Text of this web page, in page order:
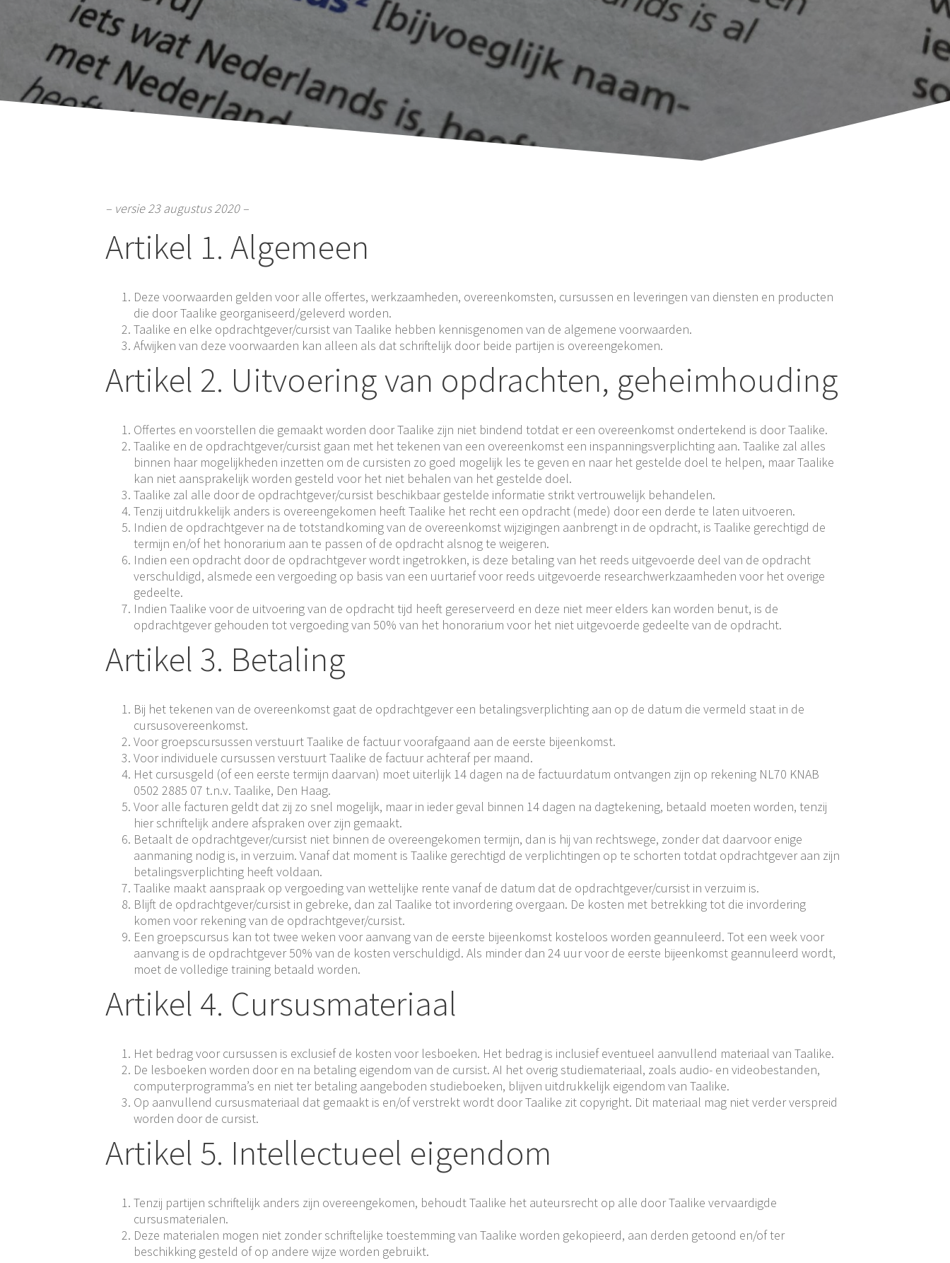
– versie 23 augustus 2020 –
Artikel 1. Algemeen
Deze voorwaarden gelden voor alle offertes, werkzaamheden, overeenkomsten, cursussen en leveringen van diensten en producten
die door Taalike georganiseerd/geleverd worden.
Taalike en elke opdrachtgever/cursist van Taalike hebben kennisgenomen van de algemene voorwaarden.
Afwijken van deze voorwaarden kan alleen als dat schriftelijk door beide partijen is overeengekomen.
Artikel 2. Uitvoering van opdrachten, geheimhouding
Offertes en voorstellen die gemaakt worden door Taalike zijn niet bindend totdat er een overeenkomst ondertekend is door Taalike.
Taalike en de opdrachtgever/cursist gaan met het tekenen van een overeenkomst een inspanningsverplichting aan. Taalike zal alles
binnen haar mogelijkheden inzetten om de cursisten zo goed mogelijk les te geven en naar het gestelde doel te helpen, maar Taalike
kan niet aansprakelijk worden gesteld voor het niet behalen van het gestelde doel.
Taalike zal alle door de opdrachtgever/cursist beschikbaar gestelde informatie strikt vertrouwelijk behandelen.
Tenzij uitdrukkelijk anders is overeengekomen heeft Taalike het recht een opdracht (mede) door een derde te laten uitvoeren.
Indien de opdrachtgever na de totstandkoming van de overeenkomst wijzigingen aanbrengt in de opdracht, is Taalike gerechtigd de
termijn en/of het honorarium aan te passen of de opdracht alsnog te weigeren.
Indien een opdracht door de opdrachtgever wordt ingetrokken, is deze betaling van het reeds uitgevoerde deel van de opdracht
verschuldigd, alsmede een vergoeding op basis van een uurtarief voor reeds uitgevoerde researchwerkzaamheden voor het overige
gedeelte.
Indien Taalike voor de uitvoering van de opdracht tijd heeft gereserveerd en deze niet meer elders kan worden benut, is de
opdrachtgever gehouden tot vergoeding van 50% van het honorarium voor het niet uitgevoerde gedeelte van de opdracht.
Artikel 3. Betaling
Bij het tekenen van de overeenkomst gaat de opdrachtgever een betalingsverplichting aan op de datum die vermeld staat in de
cursusovereenkomst.
Voor groepscursussen verstuurt Taalike de factuur voorafgaand aan de eerste bijeenkomst.
Voor individuele cursussen verstuurt Taalike de factuur achteraf per maand.
Het cursusgeld (of een eerste termijn daarvan) moet uiterlijk 14 dagen na de factuurdatum ontvangen zijn op rekening NL70 KNAB
0502 2885 07 t.n.v. Taalike, Den Haag.
Voor alle facturen geldt dat zij zo snel mogelijk, maar in ieder geval binnen 14 dagen na dagtekening, betaald moeten worden, tenzij
hier schriftelijk andere afspraken over zijn gemaakt.
Betaalt de opdrachtgever/cursist niet binnen de overeengekomen termijn, dan is hij van rechtswege, zonder dat daarvoor enige
aanmaning nodig is, in verzuim. Vanaf dat moment is Taalike gerechtigd de verplichtingen op te schorten totdat opdrachtgever aan zijn
betalingsverplichting heeft voldaan.
Taalike maakt aanspraak op vergoeding van wettelijke rente vanaf de datum dat de opdrachtgever/cursist in verzuim is.
Blijft de opdrachtgever/cursist in gebreke, dan zal Taalike tot invordering overgaan. De kosten met betrekking tot die invordering
komen voor rekening van de opdrachtgever/cursist.
Een groepscursus kan tot twee weken voor aanvang van de eerste bijeenkomst kosteloos worden geannuleerd. Tot een week voor
aanvang is de opdrachtgever 50% van de kosten verschuldigd. Als minder dan 24 uur voor de eerste bijeenkomst geannuleerd wordt,
moet de volledige training betaald worden.
Artikel 4. Cursusmateriaal
Het bedrag voor cursussen is exclusief de kosten voor lesboeken. Het bedrag is inclusief eventueel aanvullend materiaal van Taalike.
De lesboeken worden door en na betaling eigendom van de cursist. AI het overig studiemateriaal, zoals audio- en videobestanden,
computerprogramma’s en niet ter betaling aangeboden studieboeken, blijven uitdrukkelijk eigendom van Taalike.
Op aanvullend cursusmateriaal dat gemaakt is en/of verstrekt wordt door Taalike zit copyright. Dit materiaal mag niet verder verspreid
worden door de cursist.
Artikel 5. Intellectueel eigendom
Tenzij partijen schriftelijk anders zijn overeengekomen, behoudt Taalike het auteursrecht op alle door Taalike vervaardigde
cursusmaterialen.
Deze materialen mogen niet zonder schriftelijke toestemming van Taalike worden gekopieerd, aan derden getoond en/of ter
beschikking gesteld of op andere wijze worden gebruikt.